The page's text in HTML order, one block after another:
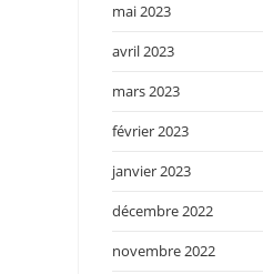
mai 2023
avril 2023
mars 2023
février 2023
janvier 2023
décembre 2022
novembre 2022